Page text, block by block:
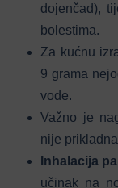
dojenčad),
bolestima.
Za kućnu
9 grama
vode.
Važno je
nije
Inhalacija
učinak na